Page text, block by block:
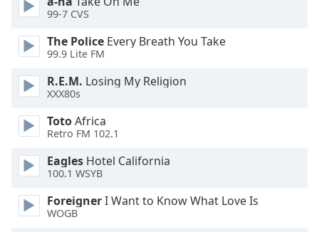
dialog
Escape
window.
99-7 CVS
The Police Every Breath You Take
99.9 Lite FM
R.E.M. Losing My Religion
XXX80s
TotoAfrica
Retro FM 102.1
Eagles Hotel California
100.1 WSYB
ForeignerI Want to Know What Love Is
WOGB